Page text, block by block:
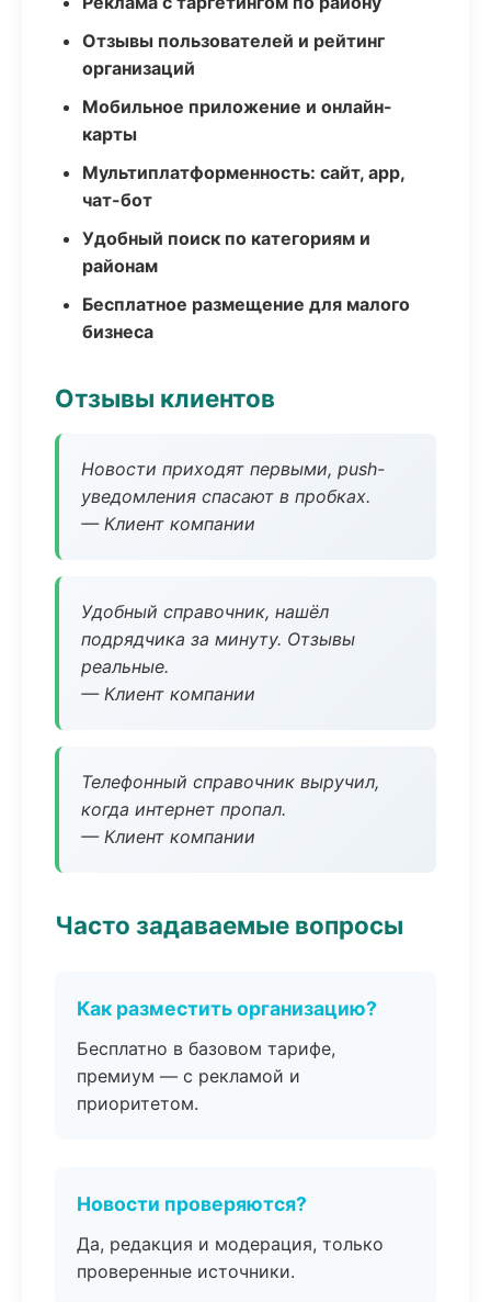
Отзывы пользователей и рейтинг
организаций
Мобильное приложение и онлайн-
карты
Мультиплатформенность: сайт, app,
чат-бот
Удобный поиск по категориям и
районам
Бесплатное размещение для малого
бизнеса
Отзывы клиентов
Новости приходят первыми, push-
уведомления спасают в пробках.
— Клиент компании
Удобный справочник, нашёл
подрядчика за минуту. Отзывы
реальные.
— Клиент компании
Телефонный справочник выручил,
когда интернет пропал.
— Клиент компании
Часто задаваемые вопросы
Как разместить организацию?
Бесплатно в базовом тарифе,
премиум — с рекламой и
приоритетом.
Новости проверяются?
Да, редакция и модерация, только
проверенные источники.